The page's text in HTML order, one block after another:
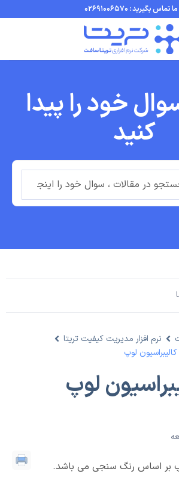
تماس بگیرید : 02691006570
خود را پیدا
کنید
نرم افزار مدیریت کیفیت تریتا
لوپ
لوپ
بر اساس رنگ سنجی می باشد.